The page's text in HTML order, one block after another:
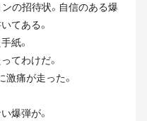
の招待状。自信のある爆
てある。
紙。
てわけだ。
激痛が走った。
爆弾が。